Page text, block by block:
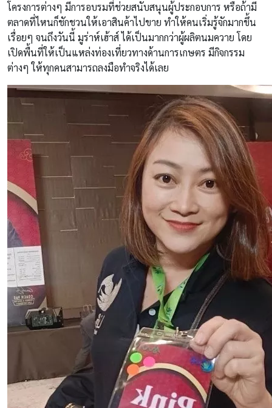
โครงการต่างๆ มีการอบรมที่ช่วยสนับสนุนผู้ประกอบการ หรือถ้ามี
ตลาดที่ไหนก็ชักชวนให้เอาสินค้าไปขาย ทำให้คนเริ่มรู้จักมากขึ้น
เรื่อยๆ จนถึงวันนี้ มูร่าห์เฮ้าส์ ได้เป็นมากกว่าผู้ผลิตนมควาย โดย
เปิดพื้นที่ให้เป็นแหล่งท่องเที่ยวทางด้านการเกษตร มีกิจกรรม
ต่างๆ ให้ทุกคนสามารถลงมือทำจริงได้เลย